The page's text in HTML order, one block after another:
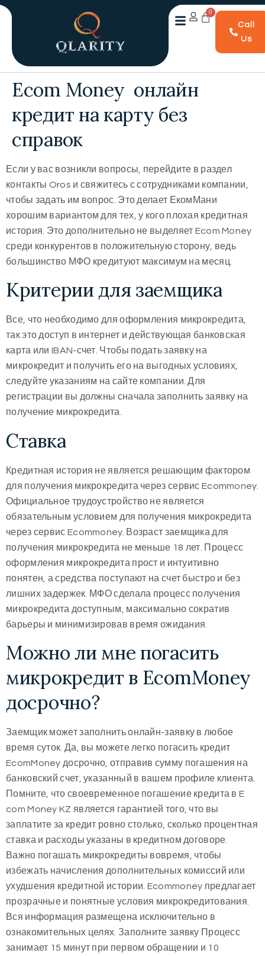
Call
Us
Ecom Money ️ онлайн
кредит на карту без
справок
Если у вас возникли вопросы, перейдите в раздел
контакты Oros и свяжитесь с сотрудниками компании,
чтобы задать им вопрос. Это делает ЕкомМани
хорошим вариантом для тех, у кого плохая кредитная
история. Это дополнительно не выделяет Ecom Money
среди конкурентов в положительную сторону, ведь
большинство МФО кредитуют максимум на месяц.
Критерии для заемщика
Все, что необходимо для оформления микрокредита,
так это доступ в интернет и действующая банковская
карта или IBAN-счет. Чтобы подать заявку на
микрокредит и получить его на выгодных условиях,
следуйте указаниям на сайте компании. Для
регистрации вы должны сначала заполнить заявку на
получение микрокредита.
Ставка
Кредитная история не является решающим фактором
для получения микрокредита через сервис Ecommoney.
Официальное трудоустройство не является
обязательным условием для получения микрокредита
через сервис Ecommoney. Возраст заемщика для
получения микрокредита не меньше 18 лет. Процесс
оформления микрокредита прост и интуитивно
понятен, а средства поступают на счет быстро и без
лишних задержек. МФО сделала процесс получения
микрокредита доступным, максимально сократив
барьеры и минимизировав время ожидания.
Можно ли мне погасить
микрокредит в EcomMoney
досрочно?
Заемщик может заполнить онлайн-заявку в любое
время суток. Да, вы можете легко погасить кредит
EcomMoney досрочно, отправив сумму погашения на
банковский счет, указанный в вашем профиле клиента.
Помните, что своевременное погашение кредита в E
com Money KZ является гарантией того, что вы
заплатите за кредит ровно столько, сколько процентная
ставка и расходы указаны в кредитном договоре.
Важно погашать микрокредиты вовремя, чтобы
избежать начисления дополнительных комиссий или
ухудшения кредитной истории. Ecommoney предлагает
прозрачные и понятные условия микрокредитования.
Вся информация размещена исключительно в
ознакомительных целях. Заполните заявку Процесс
занимает 15 минут при первом обращении и 10